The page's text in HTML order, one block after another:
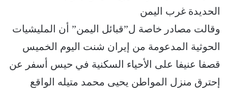
الحديدة غرب اليمن
وقالت مصادر خاصة ل”قبائل اليمن” أن المليشيات
الحوثية المدعومة من إيران شنت اليوم الخميس
قصفا عنيفا على الأحياء السكنية في حيس أسفر عن
إحترق منزل المواطن يحيى محمد متيله الواقع